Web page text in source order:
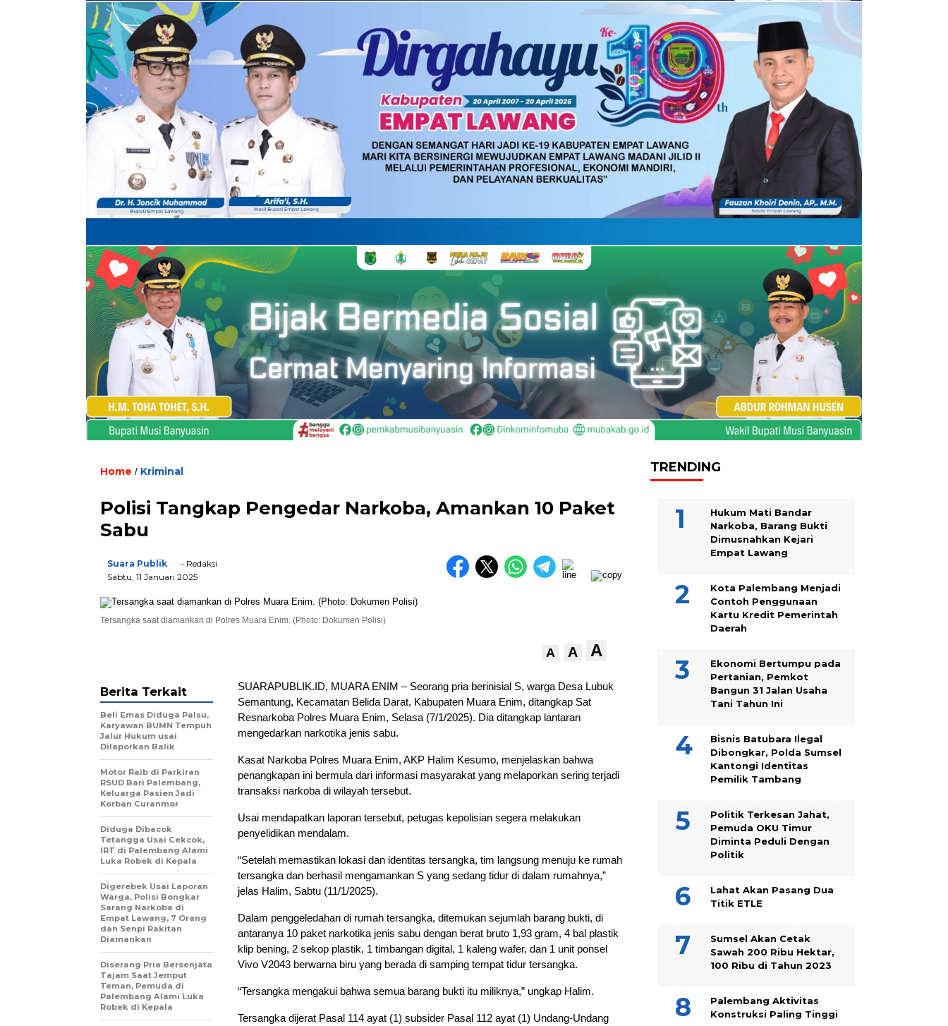
Home / Kriminal
Polisi Tangkap Pengedar Narkoba, Amankan 10 Paket
Sabu
Suara Publik
- Redaksi
Sabtu, 11 Januari 2025
Tersangka saat diamankan di Polres Muara Enim. (Photo: Dokumen Polisi)
A A A
SUARAPUBLIK.ID, MUARA ENIM – Seorang pria berinisial S, warga Desa Lubuk
Semantung, Kecamatan Belida Darat, Kabupaten Muara Enim, ditangkap Sat
Resnarkoba Polres Muara Enim, Selasa (7/1/2025). Dia ditangkap lantaran
mengedarkan narkotika jenis sabu.
Kasat Narkoba Polres Muara Enim, AKP Halim Kesumo, menjelaskan bahwa
penangkapan ini bermula dari informasi masyarakat yang melaporkan sering terjadi
transaksi narkoba di wilayah tersebut.
Usai mendapatkan laporan tersebut, petugas kepolisian segera melakukan
penyelidikan mendalam.
“Setelah memastikan lokasi dan identitas tersangka, tim langsung menuju ke rumah
tersangka dan berhasil mengamankan S yang sedang tidur di dalam rumahnya,”
jelas Halim, Sabtu (11/1/2025).
Dalam penggeledahan di rumah tersangka, ditemukan sejumlah barang bukti, di
antaranya 10 paket narkotika jenis sabu dengan berat bruto 1,93 gram, 4 bal plastik
klip bening, 2 sekop plastik, 1 timbangan digital, 1 kaleng wafer, dan 1 unit ponsel
Vivo V2043 berwarna biru yang berada di samping tempat tidur tersangka.
“Tersangka mengakui bahwa semua barang bukti itu miliknya,” ungkap Halim.
Tersangka dijerat Pasal 114 ayat (1) subsider Pasal 112 ayat (1) Undang-Undang
Berita Terkait
Beli Emas Diduga Palsu,
Karyawan BUMN Tempuh
Jalur Hukum usai
Dilaporkan Balik
Motor Raib di Parkiran
RSUD Bari Palembang,
Keluarga Pasien Jadi
Korban Curanmor
Diduga Dibacok
Tetangga Usai Cekcok,
IRT di Palembang Alami
Luka Robek di Kepala
Digerebek Usai Laporan
Warga, Polisi Bongkar
Sarang Narkoba di
Empat Lawang, 7 Orang
dan Senpi Rakitan
Diamankan
Diserang Pria Bersenjata
Tajam Saat Jemput
Teman, Pemuda di
Palembang Alami Luka
Robek di Kepala
TRENDING
Hukum Mati Bandar
Narkoba, Barang Bukti
Dimusnahkan Kejari
Empat Lawang
Kota Palembang Menjadi
Contoh Penggunaan
Kartu Kredit Pemerintah
Daerah
Ekonomi Bertumpu pada
Pertanian, Pemkot
Bangun 31 Jalan Usaha
Tani Tahun Ini
Bisnis Batubara Ilegal
Dibongkar, Polda Sumsel
Kantongi Identitas
Pemilik Tambang
Politik Terkesan Jahat,
Pemuda OKU Timur
Diminta Peduli Dengan
Politik
Lahat Akan Pasang Dua
Titik ETLE
Sumsel Akan Cetak
Sawah 200 Ribu Hektar,
100 Ribu di Tahun 2023
Palembang Aktivitas
Konstruksi Paling Tinggi